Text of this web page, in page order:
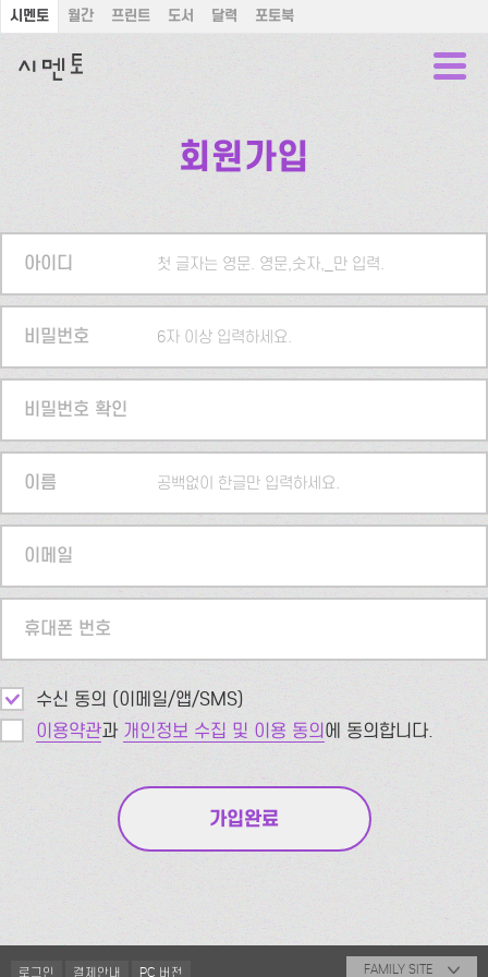
시멘토 월간 프린트 도서 달력 포토북
회원가입
아이디 첫 글자는 영문. 영문,숫자,_만 입력.
비밀번호 6자 이상 입력하세요.
비밀번호 확인
이름 공백없이 한글만 입력하세요.
이메일
휴대폰 번호
수신 동의 (이메일/앱/SMS)
이용약관과 개인정보 수집 및 이용 동의에 동의합니다.
로그인 결제안내 PC 버전 FAMILY SITE